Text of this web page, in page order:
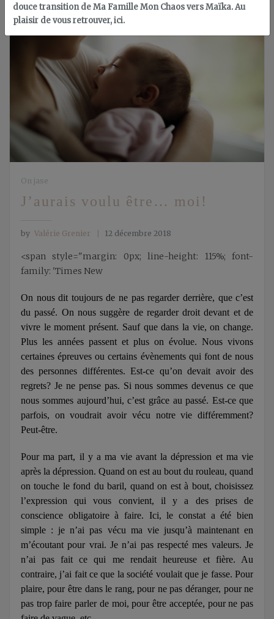
On jase
J’aurais voulu être… moi!
by Valérie Grenier 12 décembre 2018
<span style="margin: 0px; line-height: 115%; font-
family: 'Times New
On nous dit toujours de ne pas regarder derrière, que c’est
du passé. On nous suggère de regarder droit devant et de
vivre le moment présent. Sauf que dans la vie, on change.
Plus les années passent et plus on évolue. Nous vivons
certaines épreuves ou certains évènements qui font de nous
des personnes différentes. Est‑ce qu’on devait avoir des
regrets? Je ne pense pas. Si nous sommes devenus ce que
nous sommes aujourd’hui, c’est grâce au passé. Est‑ce que
parfois, on voudrait avoir vécu notre vie différemment?
Peut‑être.
Pour ma part, il y a ma vie avant la dépression et ma vie
après la dépression. Quand on est au bout du rouleau, quand
on touche le fond du baril, quand on est à bout, choisissez
l’expression qui vous convient, il y a des prises de
conscience obligatoire à faire. Ici, le constat a été bien
simple : je n’ai pas vécu ma vie jusqu’à maintenant en
m’écoutant pour vrai. Je n’ai pas respecté mes valeurs. Je
n’ai pas fait ce qui me rendait heureuse et fière. Au
contraire, j’ai fait ce que la société voulait que je fasse. Pour
plaire, pour être dans le rang, pour ne pas déranger, pour ne
pas trop faire parler de moi, pour être acceptée, pour ne pas
douce transition de Ma Famille Mon Chaos vers Maïka. Au
plaisir de vous retrouver, ici.